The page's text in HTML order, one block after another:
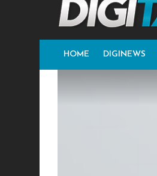
HOME DIGINEWS